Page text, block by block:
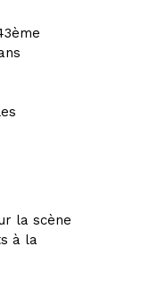
la scène
à la